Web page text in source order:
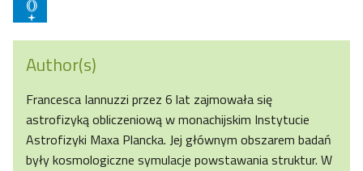
Author(s)
Francesca Iannuzzi przez 6 lat zajmowała się
astrofizyką obliczeniową w monachijskim Instytucie
Astrofizyki Maxa Plancka. Jej głównym obszarem badań
były kosmologiczne symulacje powstawania struktur. W